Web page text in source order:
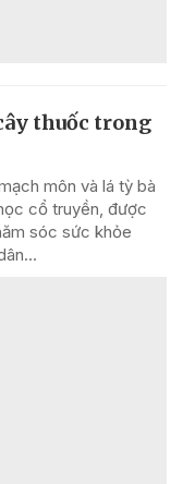
thuốc trong
môn và lá tỳ bà
cổ truyền, được
sóc sức khỏe